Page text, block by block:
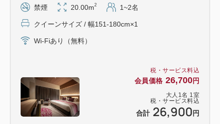
税・サービス料込
会員価格 26,700円
大人 1 名 1 室
税・サービス料込
合計 26,900 円
禁煙 20.00m2 1~2名
クイーンサイズ / 幅151-180cm×1
Wi-Fiあり（無料）